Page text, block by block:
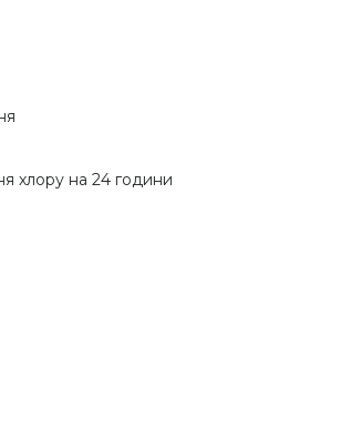
хлору на 24 години